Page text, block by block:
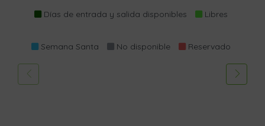
Días de entrada y salida disponibles Libres
Semana Santa No disponible Reservado